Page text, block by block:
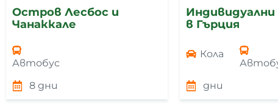
Остров Лесбос и
Чанаккале
Автобус
8 дни
Индивидуални
в Гърция
Кола
дни